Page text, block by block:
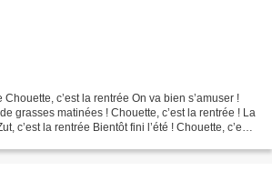
Chouette, c’est la rentrée On va bien s’amuser !
grasses matinées ! Chouette, c’est la rentrée ! La
c’est la rentrée Bientôt fini l’été ! Chouette, c’est